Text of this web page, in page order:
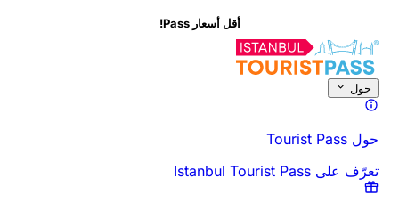
أقل أسعار Pass!
حول
حول Tourist Pass
تعرّف على Istanbul Tourist Pass
الأوقات والمدة كل شيء عن